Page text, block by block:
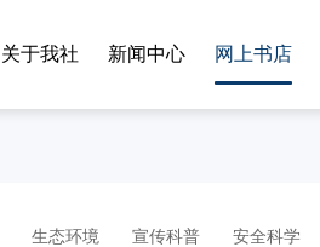
关于我社 新闻中心 网上书店
生态环境 宣传科普 安全科学